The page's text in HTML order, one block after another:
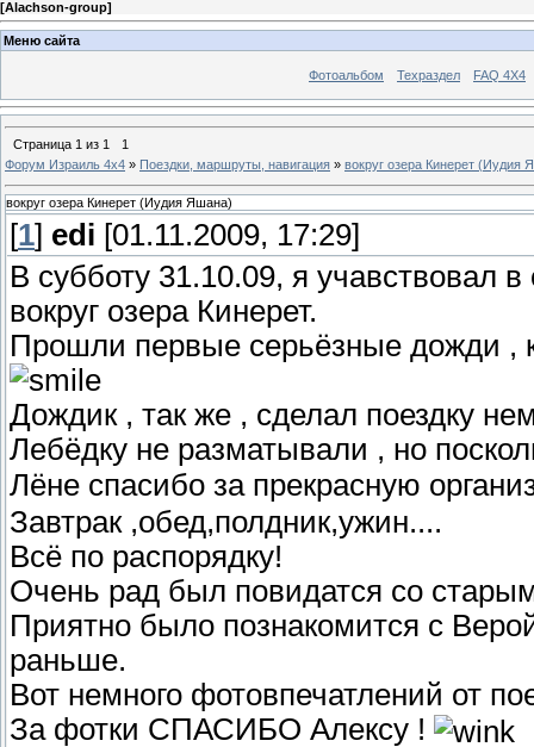
[Alachson-group]
Меню сайта
Фотоальбом Техраздел FAQ 4X4
Страница 1 из 1
1
Форум Израиль 4х4 » Поездки, маршруты, навигация » вокруг озера Кинерет (Иудия
вокруг озера Кинерет (Иудия Яшана)
[1] edi [01.11.2009, 17:29]
В субботу 31.10.09, я учавствовал
вокруг озера Кинерет.
Прошли первые серьёзные дожди ,
Дождик , так же , сделал поездку
Лебёдку не разматывали , но
Лёне спасибо за прекрасную
Завтрак ,обед,полдник,ужин....
Всё по распорядку!
Очень рад был повидатся со
Приятно было познакомится с
раньше.
Вот немного фотовпечатлений от
За фотки СПАСИБО Алексу !